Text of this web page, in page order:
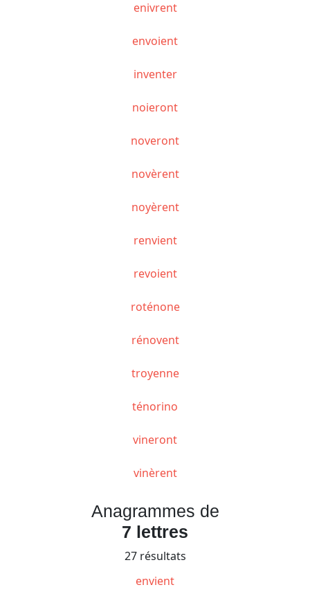
enivrent
envoient
inventer
noieront
noveront
novèrent
noyèrent
renvient
revoient
roténone
rénovent
troyenne
ténorino
vineront
vinèrent
Anagrammes de
7 lettres
27 résultats
envient